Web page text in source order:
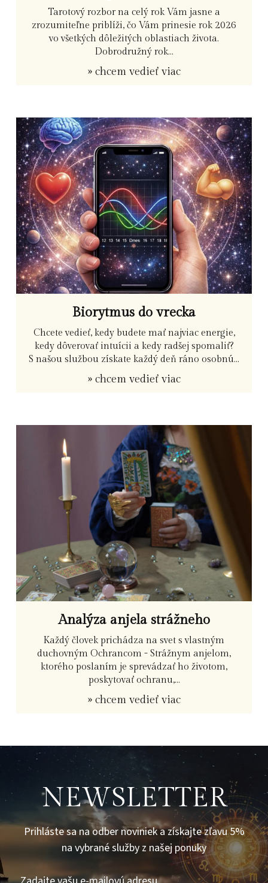
Tarotový rozbor na celý rok Vám jasne a
zrozumiteľne priblíži, čo Vám prinesie rok 2026
vo všetkých dôležitých oblastiach života.
Dobrodružný rok...
» chcem vedieť viac
Biorytmus do vrecka
Chcete vedieť, kedy budete mať najviac energie,
kedy dôverovať intuícii a kedy radšej spomaliť?
S našou službou získate každý deň ráno osobnú...
» chcem vedieť viac
Analýza anjela strážneho
Každý človek prichádza na svet s vlastným
duchovným Ochrancom - Strážnym anjelom,
ktorého poslaním je sprevádzať ho životom,
poskytovať ochranu,...
» chcem vedieť viac
NEWSLETTER
Prihláste sa na odber noviniek a získajte zľavu 5%
na vybrané služby z našej ponuky